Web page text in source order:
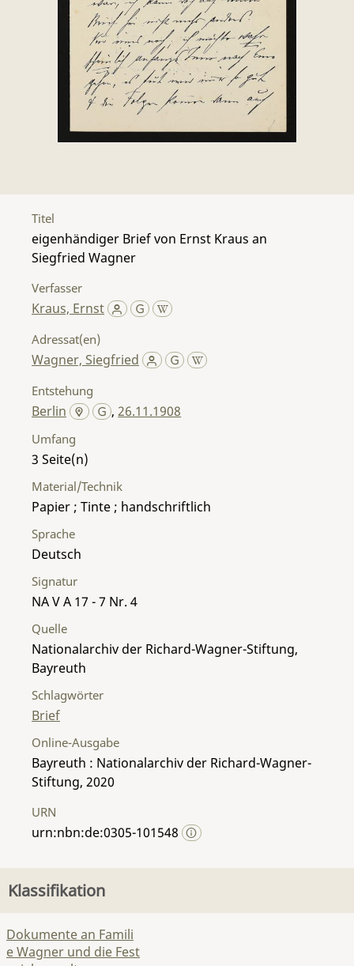
Titel
eigenhändiger Brief von Ernst Kraus an
Siegfried Wagner
Verfasser
Kraus, Ernst
Adressat(en)
Wagner, Siegfried
Entstehung
Berlin ,26.11.1908
Umfang
3
Material/Technik
Papier ; Tinte ; handschriftlich
Sprache
Deutsch
Signatur
NA V A 17 - 7 Nr. 4
Quelle
Nationalarchiv der Richard-Wagner-Stiftung,
Bayreuth
Schlagwörter
Brief
Online-Ausgabe
Bayreuth : Nationalarchiv der Richard-Wagner-
Stiftung, 2020
URN
urn:nbn:de:0305-101548
Klassifikation
Dokumente an Famili
e Wagner und die Fest